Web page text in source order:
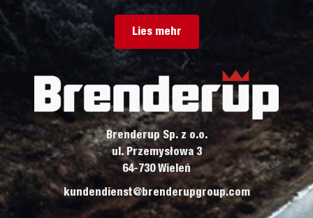
Lies mehr
Brenderup Sp. z o.o.
ul. Przemysłowa 3
64-730 Wieleń
kundendienst@brenderupgroup.com